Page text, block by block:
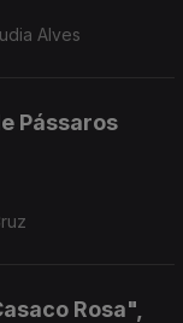
Alves
Pássaros
Rosa",